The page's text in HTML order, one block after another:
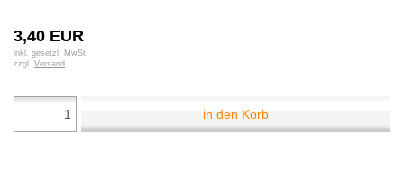
3,40 EUR
inkl. gesetzl. MwSt.
zzgl. Versand
in den Korb